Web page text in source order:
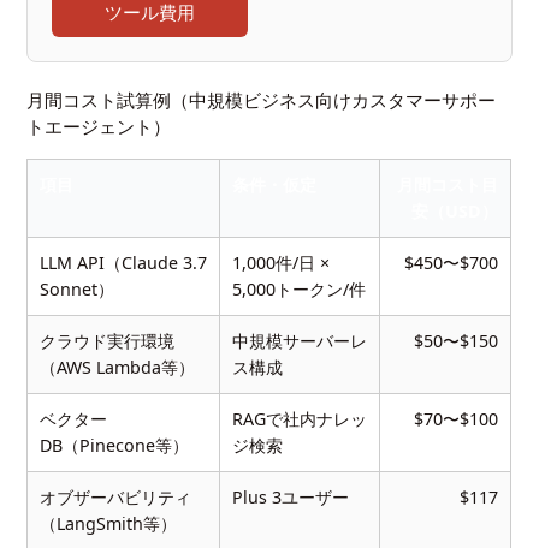
ツール費用
月間コスト試算例（中規模ビジネス向けカスタマーサポー
トエージェント）
LLM API（Claude 3.7
Sonnet）
1,000件/日 ×
5,000トークン/件
$450〜$700
クラウド実行環境
（AWS Lambda等）
中規模サーバーレ
ス構成
$50〜$150
ベクター
DB（Pinecone等）
RAGで社内ナレッ
ジ検索
$70〜$100
オブザーバビリティ
（LangSmith等）
Plus 3ユーザー $117